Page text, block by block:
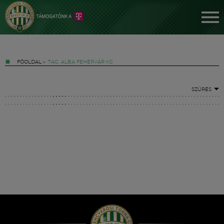
FŐOLDAL » TAG: ALBA FEHÉRVÁR KC
SZŰRÉS
Hírek